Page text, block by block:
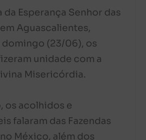
da Esperança Senhor das
Aguascalientes,
domingo (23/06), os
unidade com a
Misericórdia.
os acolhidos e
falaram das Fazendas
México, além dos